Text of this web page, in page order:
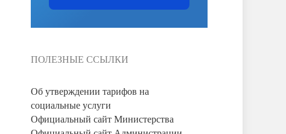
ПОЛЕЗНЫЕ ССЫЛКИ
Об утверждении тарифов на
социальные услуги
Официальный сайт Министерства